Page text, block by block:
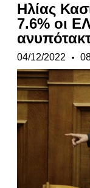
Ηλίας
7.6% οι
04/12/2022